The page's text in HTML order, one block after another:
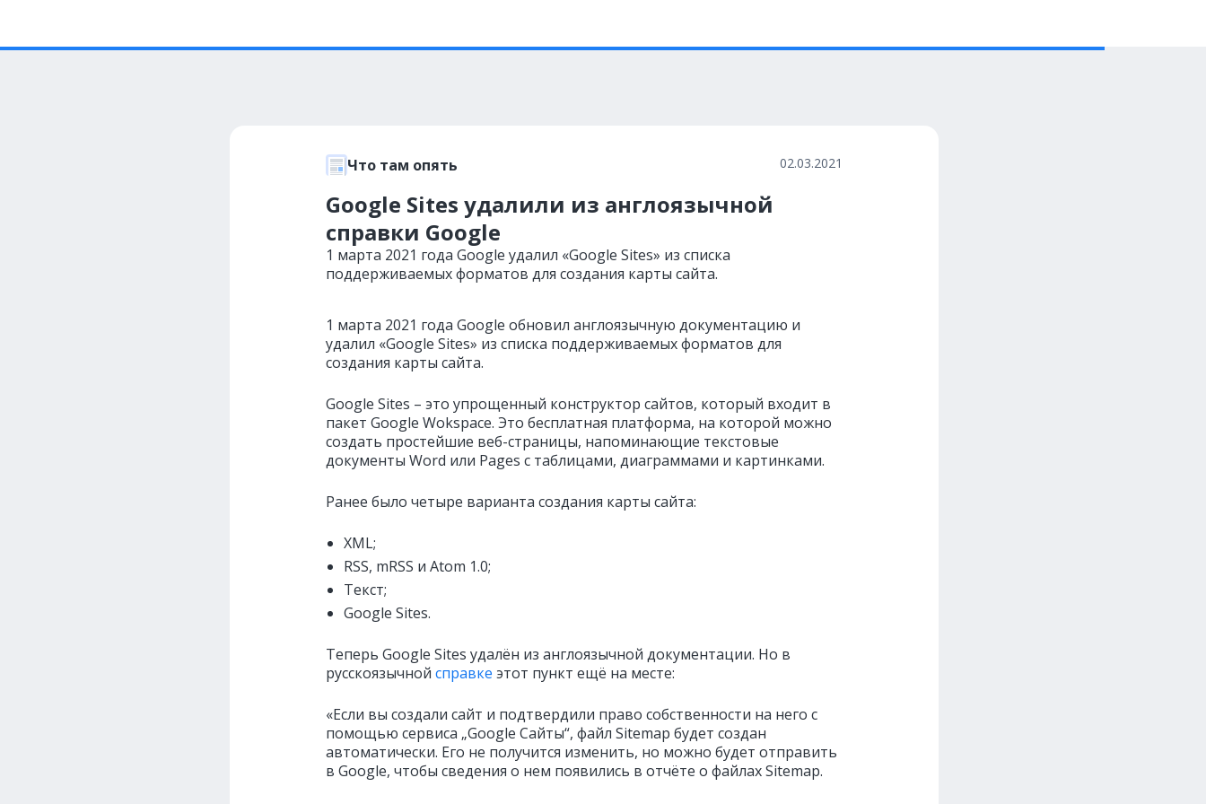
Что там опять 02.03.2021
Google Sites удалили из англоязычной
справки Google
1 марта 2021 года Google удалил «Google Sites» из списка
поддерживаемых форматов для создания карты сайта.
1 марта 2021 года Google обновил англоязычную документацию и
удалил «Google Sites» из списка поддерживаемых форматов для
создания карты сайта.
Google Sites – это упрощенный конструктор сайтов, который входит в
пакет Google Wokspace. Это бесплатная платформа, на которой можно
создать простейшие веб-страницы, напоминающие текстовые
документы Word или Pages с таблицами, диаграммами и картинками.
Ранее было четыре варианта создания карты сайта:
XML;
RSS, mRSS и Atom 1.0;
Текст;
Google Sites.
Теперь Google Sites удалён из англоязычной документации. Но в
русскоязычной справке этот пункт ещё на месте:
«Если вы создали сайт и подтвердили право собственности на него с
помощью сервиса „Google Сайты“, файл Sitemap будет создан
автоматически. Его не получится изменить, но можно будет отправить
в Google, чтобы сведения о нем появились в отчёте о файлах Sitemap.